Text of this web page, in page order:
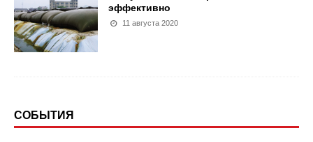
эффективно
11 августа 2020
СОБЫТИЯ